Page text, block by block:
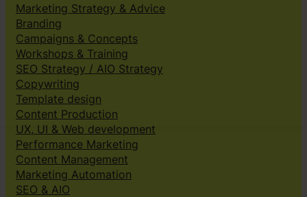
Marketing Strategy & Advice
Branding
Campaigns & Concepts
Workshops & Training
SEO Strategy / AIO Strategy
Copywriting
Template design
Content Production
UX, UI & Web development
Performance Marketing
Content Management
Marketing Automation
SEO & AIO